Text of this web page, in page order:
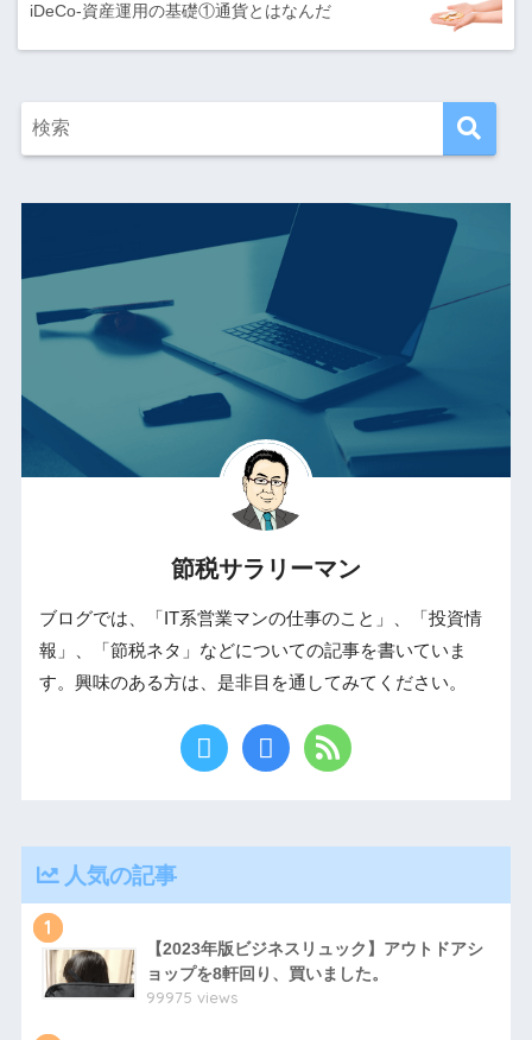
iDeCo-資産運用の基礎①通貨とはなんだ
節税サラリーマン
ブログでは、「IT系営業マンの仕事のこと」、「投資情
報」、「節税ネタ」などについての記事を書いていま
す。興味のある方は、是非目を通してみてください。
人気の記事
1
【2023年版ビジネスリュック】アウトドアシ
ョップを8軒回り、買いました。
99975 views